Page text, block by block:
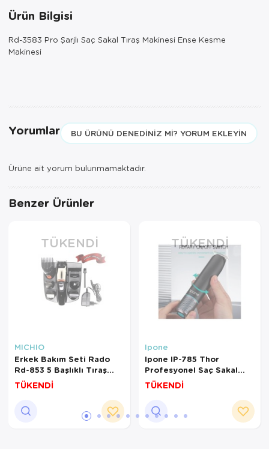
Ürün Bilgisi
Rd-3583 Pro Şarjlı Saç Sakal Tıraş Makinesi Ense Kesme
Makinesi
Yorumlar BU ÜRÜNÜ DENEDINIZ MI? YORUM EKLEYIN
Ürüne ait yorum bulunmamaktadır.
Benzer Ürünler
TÜKENDI
MICHIO
Erkek Bakım Seti Rado
Rd-853 5 Başlıklı Tıraş
Makinesi Rd-853
TÜKENDİ
TÜKENDI
Ipone
Ipone IP-785 Thor
Profesyonel Saç Sakal
Ense Çizim Vücut Tüyleri
Lazer Öncesi Tıraş
TÜKENDİ